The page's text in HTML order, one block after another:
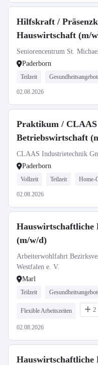
Hilfskraft /
Hauswirtschaft (m/
Seniorencentrum St.
Paderborn
Teilzeit
02.08.2026
Praktikum /
Betriebswirtschaft
CLAAS Industrietechnik
Paderborn
Vollzeit Teilzeit Home-
02.08.2026
(m/w/d)
Arbeiterwohlfahrt
Westfalen e. V.
Marl
Teilzeit
Flexible Arbeitszeiten 2
02.08.2026